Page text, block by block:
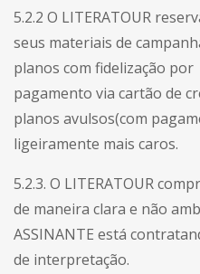
5.2.2 O LITERATOUR
seus materiais de
planos com fidelização
pagamento via cartão de
planos avulsos(com
ligeiramente mais caros.
5.2.3. O LITERATOUR
de maneira clara e não
ASSINANTE está
de interpretação.